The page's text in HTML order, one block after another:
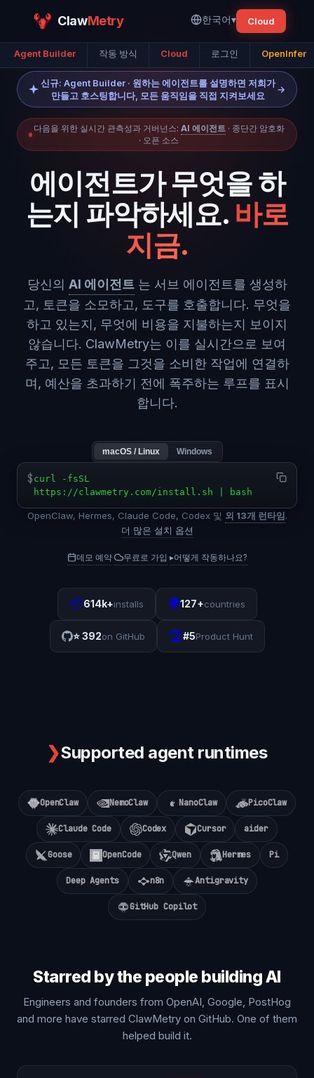
ClawMetry 한국어▾ Cloud
Agent Builder 작동 방식 Cloud 로그인 OpenInfer
신규: Agent Builder · 원하는 에이전트를 설명하면 저희가
만들고 호스팅합니다, 모든 움직임을 직접 지켜보세요
→
다음을 위한 실시간 관측성과 거버넌스: AI 에이전트 · 종단간 암호화
· 오픈 소스
에이전트가 무엇을 하
는지 파악하세요. 바로
지금.
당신의 AI 에이전트 는 서브 에이전트를 생성하
고, 토큰을 소모하고, 도구를 호출합니다. 무엇을
하고 있는지, 무엇에 비용을 지불하는지 보이지
않습니다. ClawMetry는 이를 실시간으로 보여
주고, 모든 토큰을 그것을 소비한 작업에 연결하
며, 예산을 초과하기 전에 폭주하는 루프를 표시
합니다.
macOS / Linux Windows
$ curl -fsSL
https://clawmetry.com/install.sh | bash
OpenClaw, Hermes, Claude Code, Codex 및 외 13개 런타임.
더 많은 설치 옵션
데모 예약· 무료로 가입 ·▸어떻게 작동하나요?
📦614k+installs 🌍127+countries
⭐392on GitHub 🏆#5Product Hunt
❯Supported agent runtimes
OpenClaw NemoClaw NanoClaw PicoClaw
Claude Code Codex Cursor aider
Goose OpenCode Qwen Hermes Pi
Deep Agents n8n Antigravity
GitHub Copilot
Starred by the people building AI
Engineers and founders from OpenAI, Google, PostHog
and more have starred ClawMetry on GitHub. One of them
helped build it.